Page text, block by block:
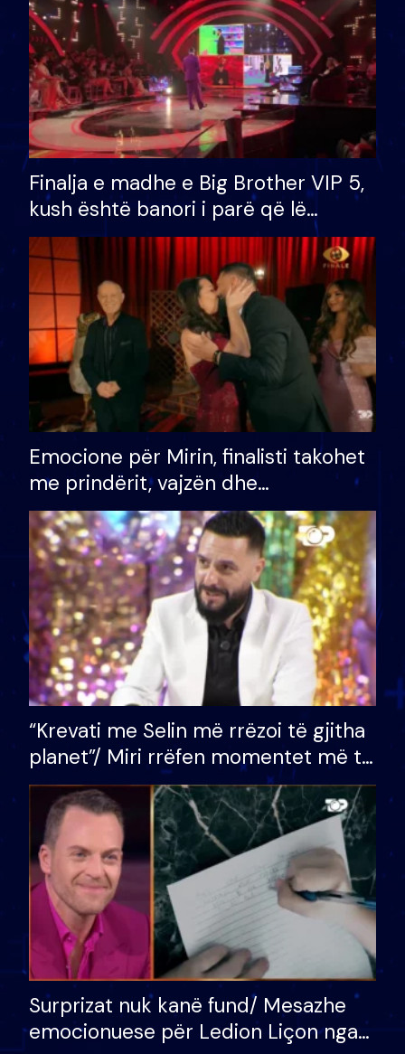
Finalja e madhe e Big Brother VIP 5,
kush është banori i parë që lë
shtëpinë dhe humb mundësinë për
të fituar çmimin e madh
Emocione për Mirin, finalisti takohet
me prindërit, vajzën dhe
bashkëshorten: S’kemi ndonjë letër
divorci apo jo?
“Krevati me Selin më rrëzoi të gjitha
planet”/ Miri rrëfen momentet më të
bukura në shtëpinë e BB VIP: Do më
mungojë zilja e mëngjesit kur…
Surprizat nuk kanë fund/ Mesazhe
emocionuese për Ledion Liçon nga